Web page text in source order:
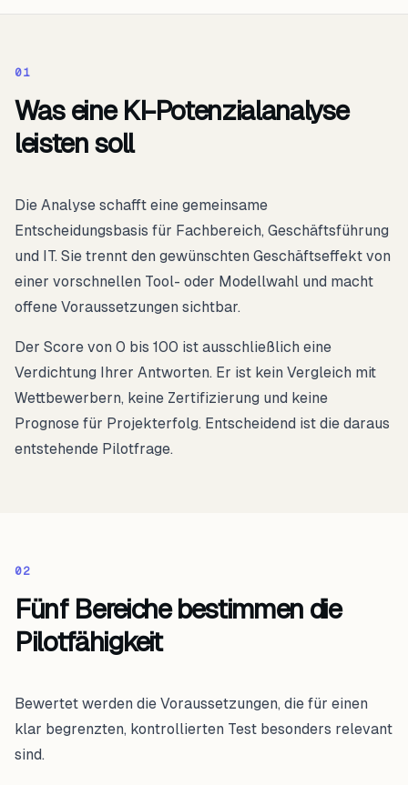
01
Was eine KI-Potenzialanalyse
leisten soll
Die Analyse schafft eine gemeinsame
Entscheidungsbasis für Fachbereich, Geschäftsführung
und IT. Sie trennt den gewünschten Geschäftseffekt von
einer vorschnellen Tool- oder Modellwahl und macht
offene Voraussetzungen sichtbar.
Der Score von 0 bis 100 ist ausschließlich eine
Verdichtung Ihrer Antworten. Er ist kein Vergleich mit
Wettbewerbern, keine Zertifizierung und keine
Prognose für Projekterfolg. Entscheidend ist die daraus
entstehende Pilotfrage.
02
Fünf Bereiche bestimmen die
Pilotfähigkeit
Bewertet werden die Voraussetzungen, die für einen
klar begrenzten, kontrollierten Test besonders relevant
sind.